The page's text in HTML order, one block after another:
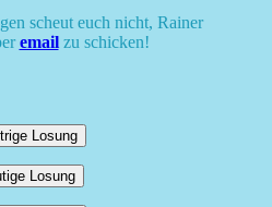
scheut euch nicht, Rainer
emailzu schicken!
Losung
Losung